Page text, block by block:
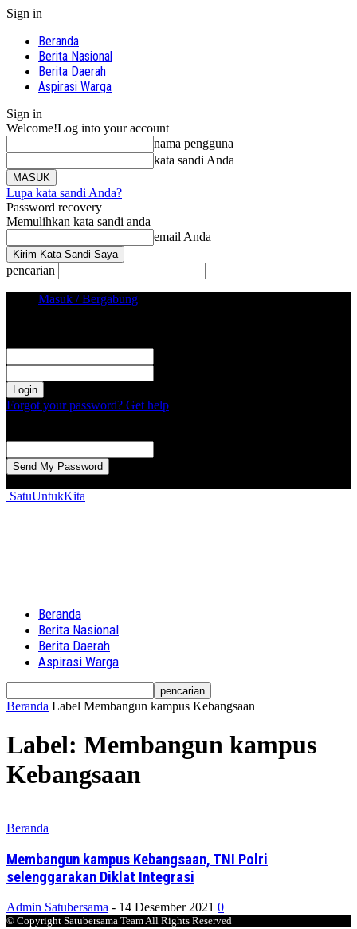
Sign in
Beranda
Berita Nasional
Berita Daerah
Aspirasi Warga
Sign in
Welcome!Log into your account
nama pengguna
kata sandi Anda
Lupa kata sandi Anda?
Password recovery
Memulihkan kata sandi anda
email Anda
pencarian
Masuk / Bergabung
Forgot your password? Get help
SatuUntukKita
Beranda
Berita Nasional
Berita Daerah
Aspirasi Warga
Beranda Label Membangun kampus Kebangsaan
Label: Membangun kampus
Kebangsaan
Beranda
Membangun kampus Kebangsaan, TNI Polri
selenggarakan Diklat Integrasi
Admin Satubersama - 14 Desember 2021 0
© Copyright Satubersama Team All Rights Reserved